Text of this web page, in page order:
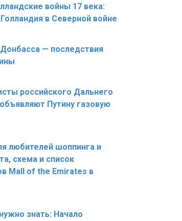
войны 17 века:
в Северной войне
— последствия
российского Дальнего
Путину газовую
любителей шоппинга и
схема и список
Mall of the Emirates в
знать: Начало